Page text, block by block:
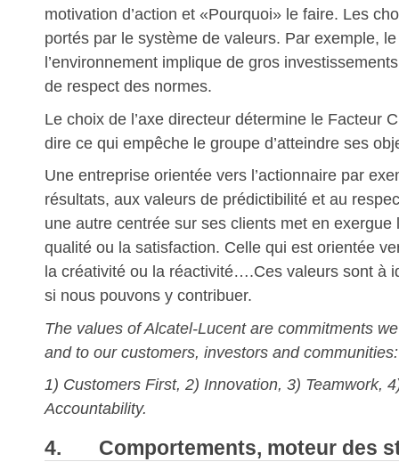
motivation d’action et «Pourquoi» le faire. Les
portés par le système de valeurs. Par exemple,
l’environnement implique de gros
de respect des normes.
Le choix de l’axe directeur détermine le Facteur
dire ce qui empêche le groupe d’atteindre ses
Une entreprise orientée vers l’actionnaire par
résultats, aux valeurs de prédictibilité et au
une autre centrée sur ses clients met en exergue
qualité ou la satisfaction. Celle qui est orientée
la créativité ou la réactivité….Ces valeurs sont à
si nous pouvons y contribuer.
The values of Alcatel-Lucent are commitments
and to our customers, investors and communities:
1) Customers First, 2) Innovation, 3) Teamwork,
Accountability.
4. Comportements, moteur des